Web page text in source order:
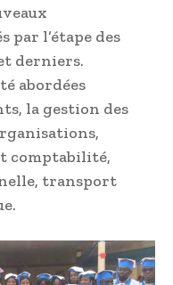
par l’étape des
derniers.
abordées
la gestion des
comptabilité,
transport